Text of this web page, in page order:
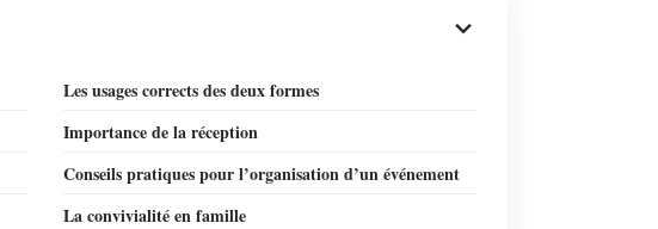
Les usages corrects des deux formes
Importance de la réception
Conseils pratiques pour l’organisation d’un événement
La convivialité en famille